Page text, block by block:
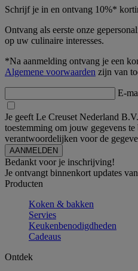
Schrijf je in en ontvang 10%*
Ontvang als eerste onze
op uw culinaire interesses.
*Na aanmelding ontvang je een
Algemene voorwaarden zijn van
E-
Je geeft Le Creuset Nederland
toestemming om jouw gegevens
verantwoordelijken voor de
Bedankt voor je inschrijving!
Je ontvangt binnenkort updates
Producten
Koken & bakken
Servies
Keukenbenodigdheden
Cadeaus
Ontdek